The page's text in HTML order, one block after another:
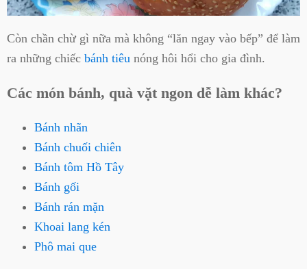
Còn chần chừ gì nữa mà không “lăn ngay vào bếp” để làm
ra những chiếc bánh tiêu nóng hôi hổi cho gia đình.
Các món bánh, quà vặt ngon dễ làm khác?
Bánh nhãn
Bánh chuối chiên
Bánh tôm Hồ Tây
Bánh gối
Bánh rán mặn
Khoai lang kén
Phô mai que